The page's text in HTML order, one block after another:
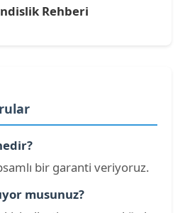
Rehberi
bir garanti veriyoruz.
musunuz?